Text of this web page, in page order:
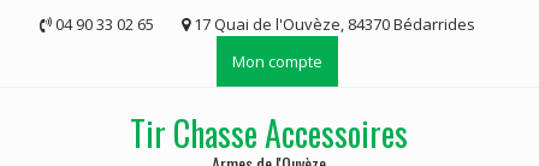
04 90 33 02 65
17 Quai de l'Ouvèze, 84370 Bédarrides
Mon compte
Tir Chasse Accessoires